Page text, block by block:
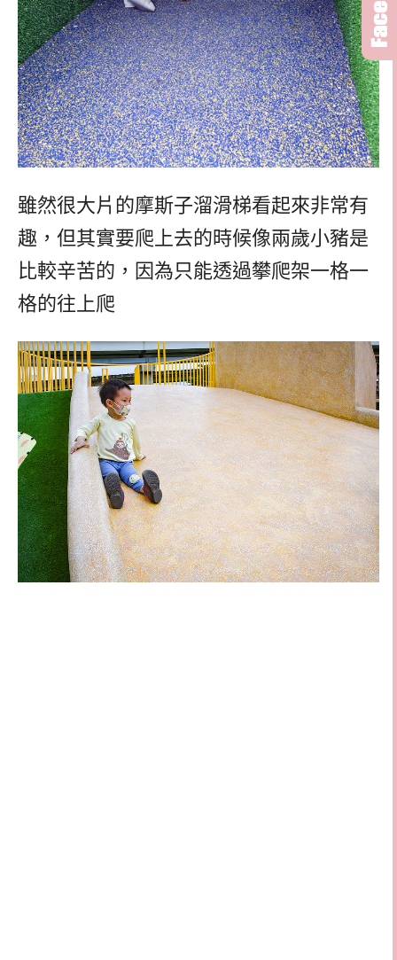
雖然很大片的摩斯子溜滑梯看起來非常有
趣，但其實要爬上去的時候像兩歲小豬是
比較辛苦的，因為只能透過攀爬架一格一
格的往上爬